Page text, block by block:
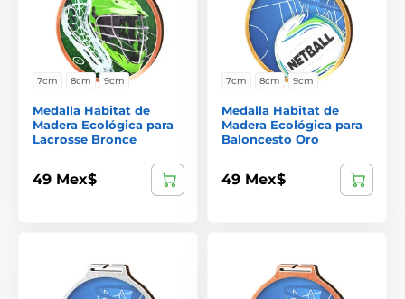
7cm 8cm 9cm
Medalla Habitat de
Madera Ecológica para
Lacrosse Bronce
49 Mex$
7cm 8cm 9cm
Medalla Habitat de
Madera Ecológica para
Baloncesto Oro
49 Mex$